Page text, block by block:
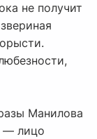
не получит
Манилова
— лицо